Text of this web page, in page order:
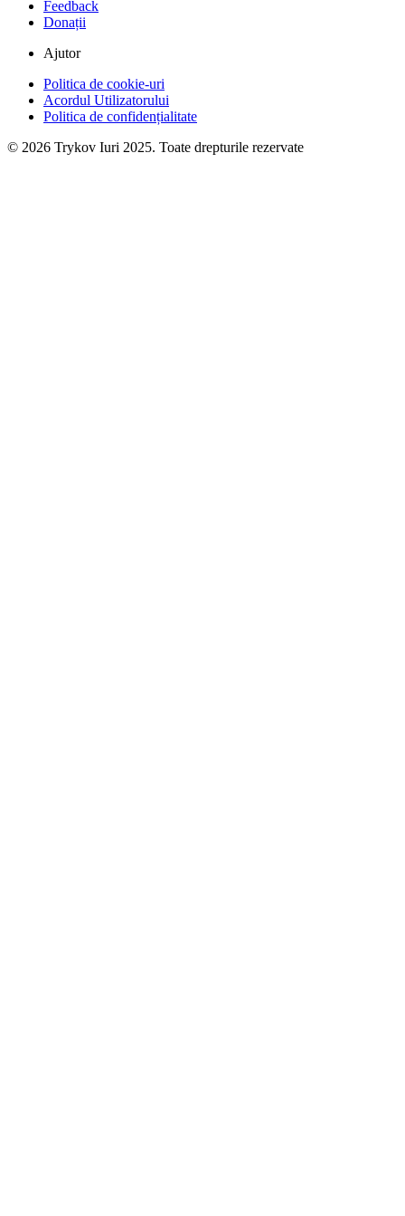
Feedback
Donații
Ajutor
Politica de cookie-uri
Acordul Utilizatorului
Politica de confidențialitate
© 2026 Trykov Iuri 2025. Toate drepturile rezervate